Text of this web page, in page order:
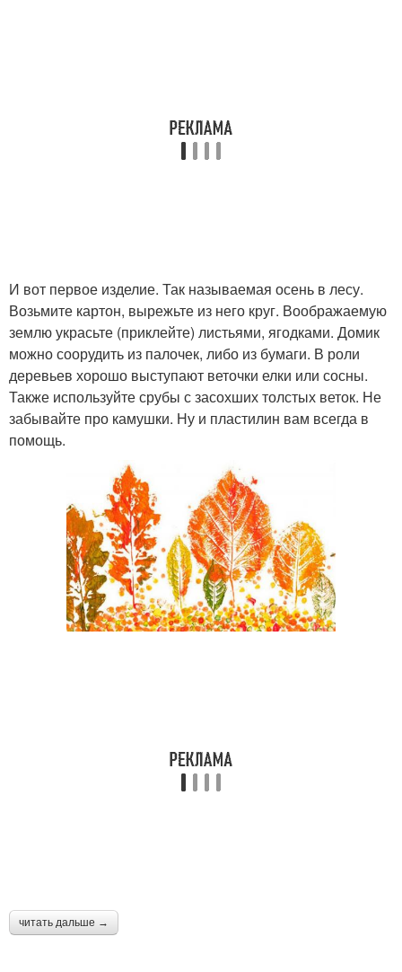
И вот первое изделие. Так называемая осень в лесу.
Возьмите картон, вырежьте из него круг. Воображаемую
землю украсьте (приклейте) листьями, ягодками. Домик
можно соорудить из палочек, либо из бумаги. В роли
деревьев хорошо выступают веточки елки или сосны.
Также используйте срубы с засохших толстых веток. Не
забывайте про камушки. Ну и пластилин вам всегда в
помощь.
читать дальше →